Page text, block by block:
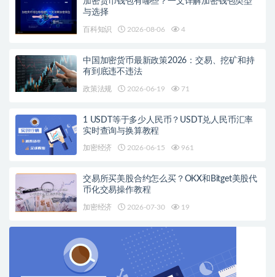
与选择
百科知识 2026-08-06 4
中国加密货币最新政策2026：交易、挖矿和持
有到底违不违法
政策法规 2026-06-19 71
1 USDT等于多少人民币？USDT兑人民币汇率
实时查询与换算教程
加密经济 2026-06-15 961
交易所买美股合约怎么买？OKX和Bitget美股代
币化交易操作教程
加密经济 2026-07-30 19